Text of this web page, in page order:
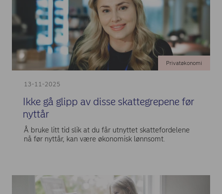
13-11-2025
Privatøkonomi
Ikke gå glipp av disse skattegrepene før
nyttår
Å bruke litt tid slik at du får utnyttet skattefordelene
nå før nyttår, kan være økonomisk lønnsomt.